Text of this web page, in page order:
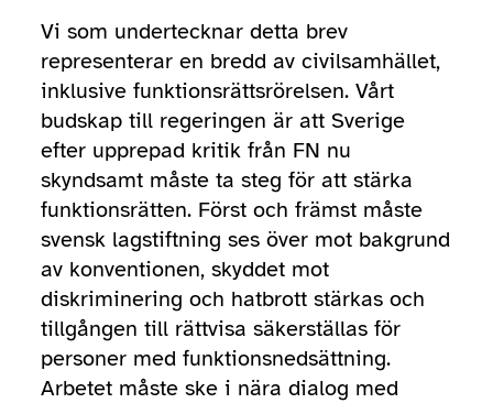
Vi som undertecknar detta brev
representerar en bredd av civilsamhället,
inklusive funktionsrättsrörelsen. Vårt
budskap till regeringen är att Sverige
efter upprepad kritik från FN nu
skyndsamt måste ta steg för att stärka
funktionsrätten. Först och främst måste
svensk lagstiftning ses över mot bakgrund
av konventionen, skyddet mot
diskriminering och hatbrott stärkas och
tillgången till rättvisa säkerställas för
personer med funktionsnedsättning.
Arbetet måste ske i nära dialog med